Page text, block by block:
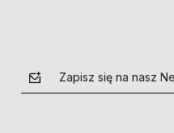
Zapisz się na nasz